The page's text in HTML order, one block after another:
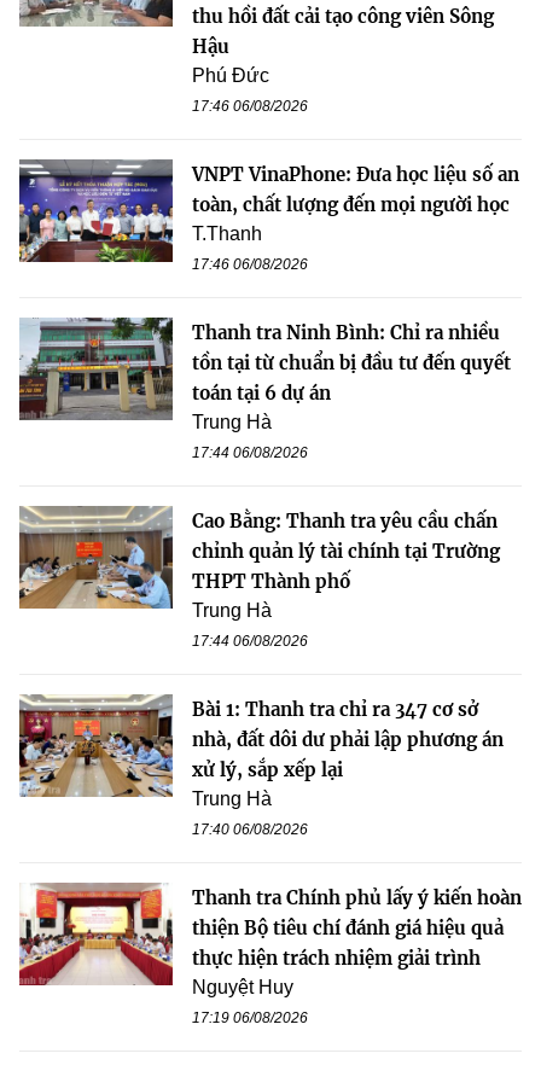
thu hồi đất cải tạo công viên Sông
Hậu
Phú Đức
17:46 06/08/2026
VNPT VinaPhone: Đưa học liệu số an
toàn, chất lượng đến mọi người học
T.Thanh
17:46 06/08/2026
Thanh tra Ninh Bình: Chỉ ra nhiều
tồn tại từ chuẩn bị đầu tư đến quyết
toán tại 6 dự án
Trung Hà
17:44 06/08/2026
Cao Bằng: Thanh tra yêu cầu chấn
chỉnh quản lý tài chính tại Trường
THPT Thành phố
Trung Hà
17:44 06/08/2026
Bài 1: Thanh tra chỉ ra 347 cơ sở
nhà, đất dôi dư phải lập phương án
xử lý, sắp xếp lại
Trung Hà
17:40 06/08/2026
Thanh tra Chính phủ lấy ý kiến hoàn
thiện Bộ tiêu chí đánh giá hiệu quả
thực hiện trách nhiệm giải trình
Nguyệt Huy
17:19 06/08/2026